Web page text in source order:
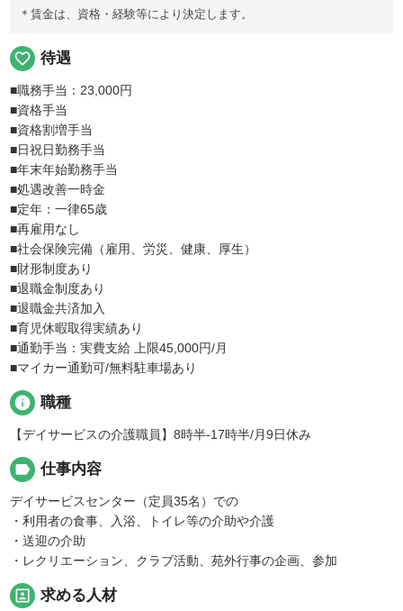
＊賃金は、資格・経験等により決定します。
favorite_border 待遇
■職務手当：23,000円
■資格手当
■資格割増手当
■日祝日勤務手当
■年末年始勤務手当
■処遇改善一時金
■定年：一律65歳
■再雇用なし
■社会保険完備（雇用、労災、健康、厚生）
■財形制度あり
■退職金制度あり
■退職金共済加入
■育児休暇取得実績あり
■通勤手当：実費支給 上限45,000円/月
■マイカー通勤可/無料駐車場あり
info 職種
【デイサービスの介護職員】8時半-17時半/月9日休み
label 仕事内容
デイサービスセンター（定員35名）での
・利用者の食事、入浴、トイレ等の介助や介護
・送迎の介助
・レクリエーション、クラブ活動、苑外行事の企画、参加
portrait 求める人材